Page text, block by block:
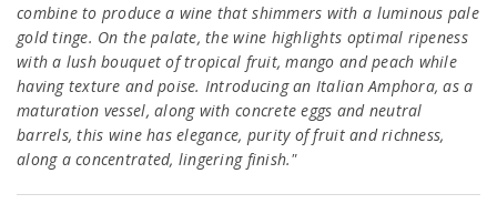
combine to produce a wine that shimmers with a luminous pale
gold tinge. On the palate, the wine highlights optimal ripeness
with a lush bouquet of tropical fruit, mango and peach while
having texture and poise. Introducing an Italian Amphora, as a
maturation vessel, along with concrete eggs and neutral
barrels, this wine has elegance, purity of fruit and richness,
along a concentrated, lingering finish."